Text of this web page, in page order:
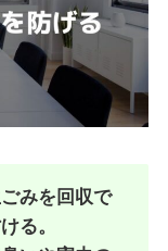
みを回収で
る。